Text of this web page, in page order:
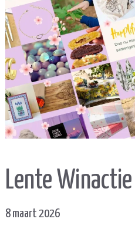
Lente
8 maart 2026